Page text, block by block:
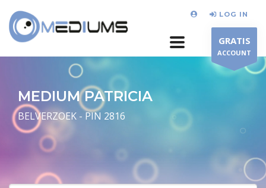
LOG IN
GRATIS
ACCOUNT
MEDIUM PATRICIA
BELVERZOEK - PIN 2816